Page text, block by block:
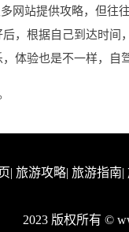
网站提供攻略，但往
，根据自己到达时
体验也是不一样，自
| 旅游攻略| 旅游指南|
2023 版权所有 ©